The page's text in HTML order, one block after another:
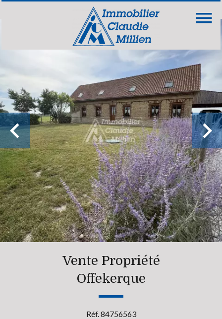
Vente Propriété
Offekerque
Réf. 84756563